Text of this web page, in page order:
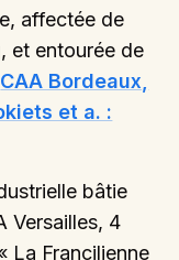
affectée de
et entourée de
CAA Bordeaux,
et a. :
bâtie
Versailles, 4
La Francilienne